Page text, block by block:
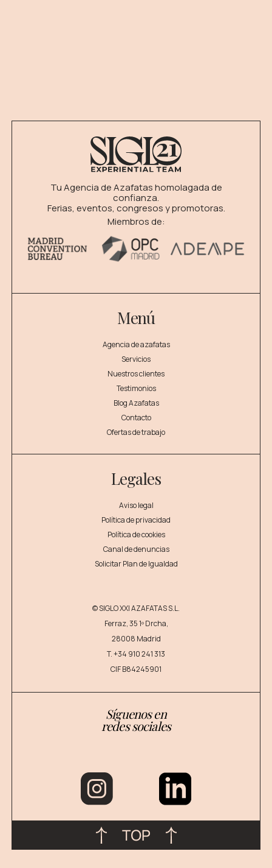
Tu Agencia de Azafatas homolagada de
confianza.
Ferias, eventos, congresos y promotoras.
Miembros de:
Menú
Agencia de azafatas
Servicios
Nuestros clientes
Testimonios
Blog Azafatas
Contacto
Ofertas de trabajo
Legales
Aviso legal
Política de privacidad
Política de cookies
Canal de denuncias
Solicitar Plan de Igualdad
© SIGLO XXI AZAFATAS S.L.
Ferraz, 35 1º Drcha,
28008 Madrid
T.+34 910 241 313
CIF B84245901
Síguenos en
redes sociales